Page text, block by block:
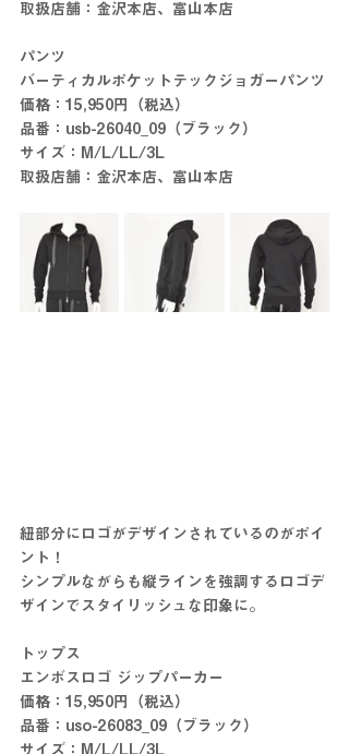
取扱店舗：金沢本店、富山本店
パンツ
バーティカルポケットテックジョガーパンツ
価格：15,950円（税込）
品番：usb-26040_09（ブラック）
サイズ：M/L/LL/3L
取扱店舗：金沢本店、富山本店
紐部分にロゴがデザインされているのがポイ
ント！
シンプルながらも縦ラインを強調するロゴデ
ザインでスタイリッシュな印象に。
トップス
エンボスロゴ ジップパーカー
価格：15,950円（税込）
品番：uso-26083_09（ブラック）
サイズ：M/L/LL/3L